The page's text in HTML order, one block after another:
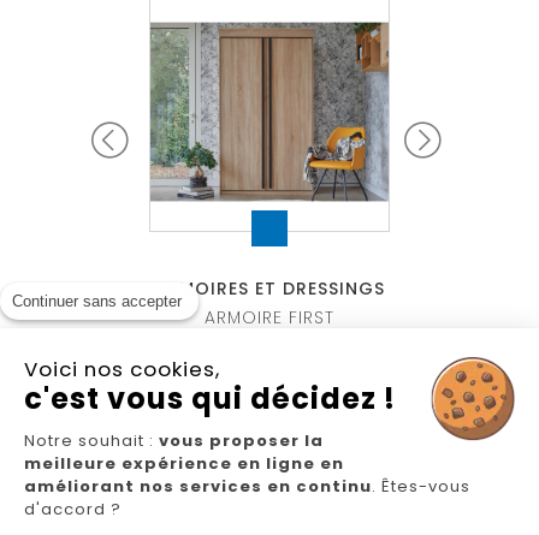
ET DRESSINGS
ARMOIRE FIRST
ARMOIRES ET DRESSINGS
ARMOIRE MULTY
Nous suivre
Continuer sans accepter
Voici nos cookies,
c'est vous qui décidez !
Notre souhait : vous proposer la
meilleure expérience en ligne en
améliorant nos services en continu. Êtes-vous
d'accord ?